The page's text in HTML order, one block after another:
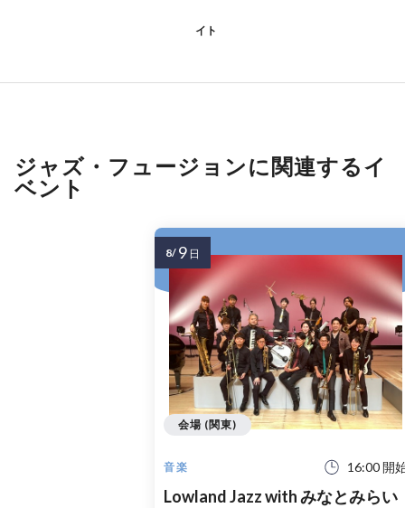
イト
ジャズ・フュージョンに関連するイ
ベント
音楽 16:00 開
Lowland Jazz with みなとみらい
会場 (関東)
8/ 9 日